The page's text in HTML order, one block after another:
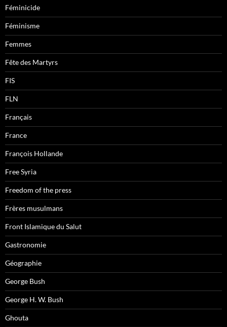
Féminicide
Féminisme
Femmes
Fête des Martyrs
FIS
FLN
Français
France
François Hollande
Free Syria
Freedom of the press
Frères musulmans
Front Islamique du Salut
Gastronomie
Géographie
George Bush
George H. W. Bush
Ghouta